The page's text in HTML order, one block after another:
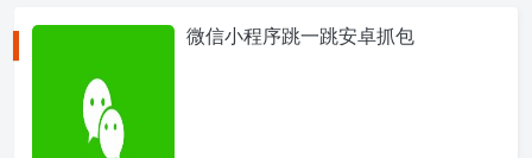
微信小程序跳一跳安卓抓包